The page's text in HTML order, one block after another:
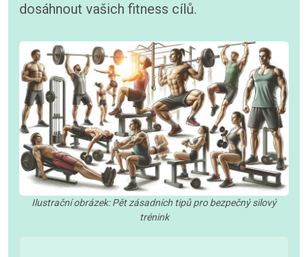
dosáhnout vašich fitness cílů.
Ilustrační obrázek: Pět zásadních tipů pro bezpečný silový
trénink